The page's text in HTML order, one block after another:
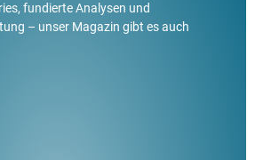
fundierte Analysen und
– unser Magazin gibt es auch